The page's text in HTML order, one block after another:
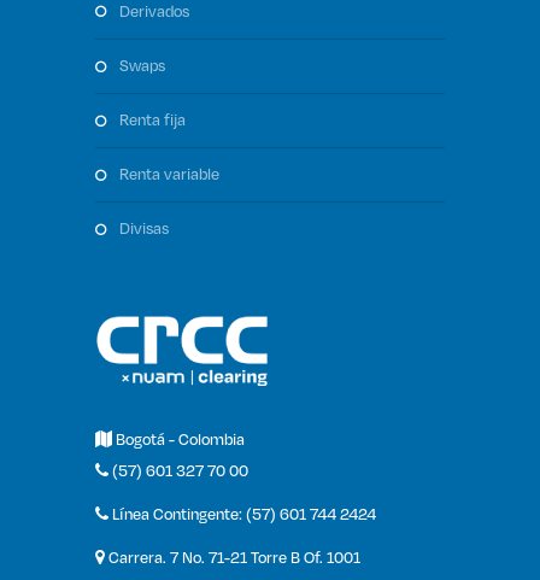
derivados
swaps
renta fija
renta variable
divisas
Bogotá - Colombia
(57) 601 327 70 00
Línea Contingente: (57) 601 744 2424
Carrera. 7 No. 71-21 Torre B Of. 1001